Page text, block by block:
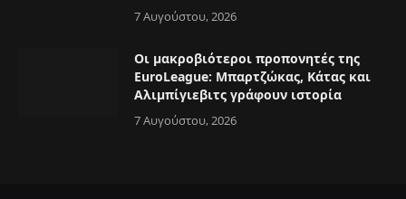
7 Αυγούστου, 2026
Οι μακροβιότεροι προπονητές της
EuroLeague: Μπαρτζώκας, Κάτας και
Αλιμπίγιεβιτς γράφουν ιστορία
7 Αυγούστου, 2026